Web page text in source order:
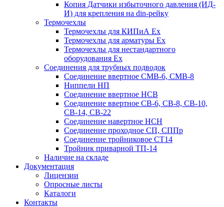
Копия Датчики избыточного давления (ИД-
И) для крепления на din-рейку
Термочехлы
Термочехлы для КИПиА Ex
Термочехлы для арматуры Ex
Термочехлы для нестандартного
оборудования Ex
Соединения для трубных подводок
Соединение ввертное СМВ-6, СМВ-8
Ниппели НП
Соединение ввертное НСВ
Соединение ввертное СВ-6, СВ-8, СВ-10,
СВ-14, СВ-22
Соединение навертное НСН
Соединение проходное СП, СППр
Соединение тройниковое СТ14
Тройник приварной ТП-14
Наличие на складе
Документация
Лицензии
Опросные листы
Каталоги
Контакты